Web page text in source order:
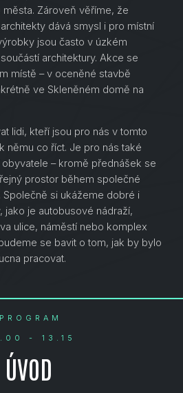
Zároveň věříme, že
dává smysl i pro místní
jsou často v úzkém
architektury. Akce se
místě – v oceněné stavbě
ve Skleněném domě na
lidi, kteří jsou pro nás v tomto
němu co říct. Je pro nás také
– kromě přednášek se
prostor během společné
Společně si ukážeme dobré i
jako je autobusové nádraží,
ulice, náměstí nebo komplex
se bavit o tom, jak by bylo
pracovat.
PROGRAM
- 13.15
ÚVOD